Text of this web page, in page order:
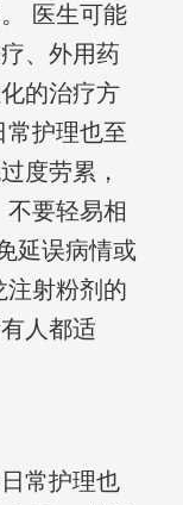
医生可能
、外用药
的治疗方
常护理也至
度劳累，
要轻易相
延误病情或
注射粉剂的
人都适
常护理也